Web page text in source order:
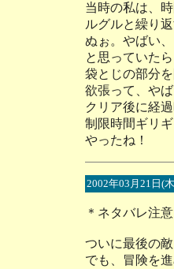
当時の私は、
ルグルと繰り返
ぬぉ。やばい
と思っていた
袋とじの部分
欲張って、や
クリア後に経
制限時間ギリ
やったね！
2002年03月21日(
＊ネタバレ注
ついに最後の
でも、冒険を